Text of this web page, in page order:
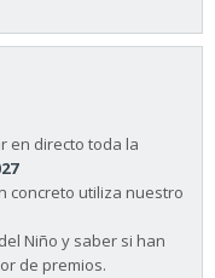
en directo toda la
concreto utiliza nuestro
Niño y saber si han
de premios.